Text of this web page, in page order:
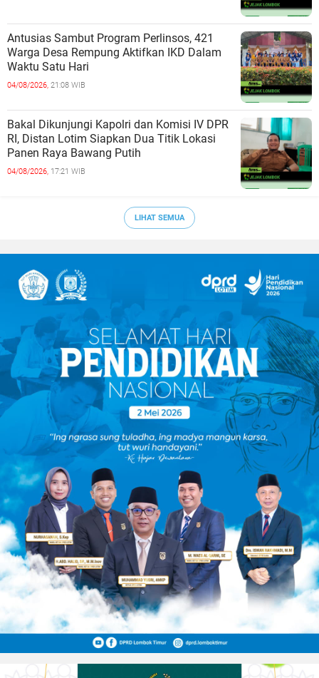
Antusias Sambut Program Perlinsos, 421
Warga Desa Rempung Aktifkan IKD Dalam
Waktu Satu Hari
04/08/2026, 21:08 WIB
Bakal Dikunjungi Kapolri dan Komisi IV DPR
RI, Distan Lotim Siapkan Dua Titik Lokasi
Panen Raya Bawang Putih
04/08/2026, 17:21 WIB
LIHAT SEMUA